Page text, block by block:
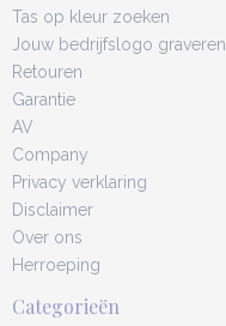
Tas op kleur zoeken
Jouw bedrijfslogo graveren
Retouren
Garantie
AV
Company
Privacy verklaring
Disclaimer
Over ons
Herroeping
Categorieën